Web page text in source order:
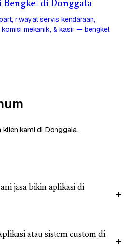
Bengkel di Donggala
riwayat servis kendaraan,
mekanik, & kasir — bengkel
klien kami di Donggala.
jasa bikin aplikasi di
atau sistem custom di